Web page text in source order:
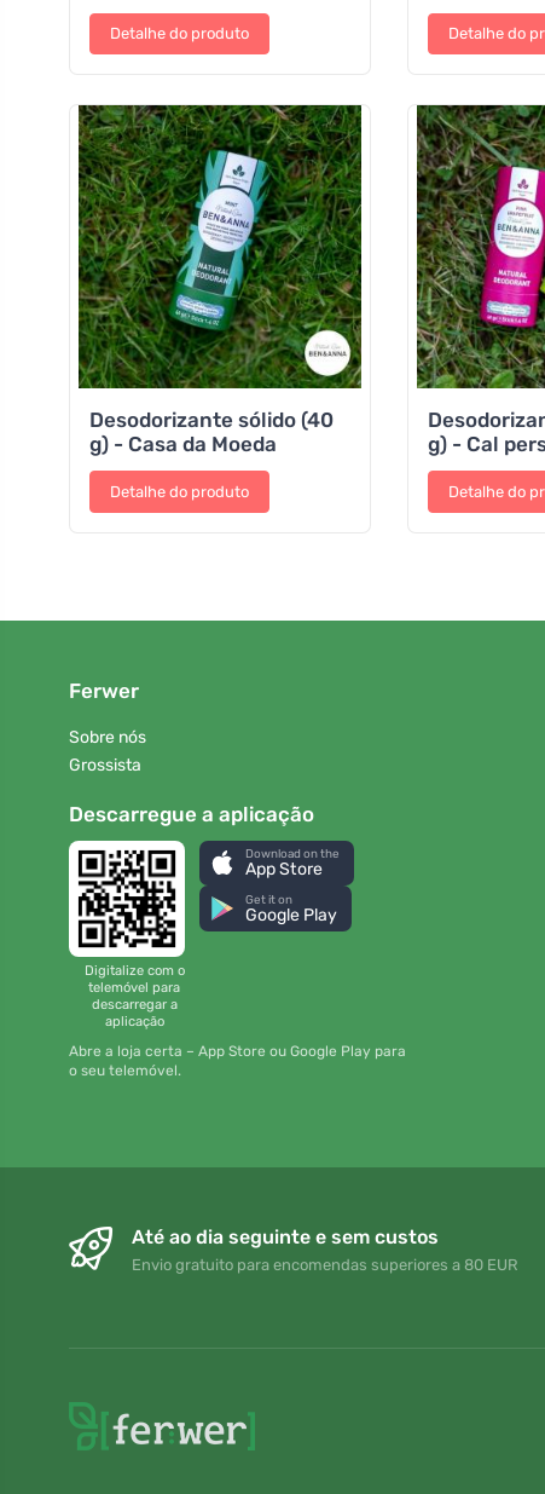
Detalhe do produto Detalhe do
Desodorizante sólido (40
g) - Casa da Moeda
Detalhe do produto
g) - Cal
Detalhe do
Ferwer
Sobre nós
Grossista
Descarregue a aplicação
Digitalize com o
telemóvel para
descarregar a
aplicação
Download on the
App Store
Get it on
Google Play
Abre a loja certa – App Store ou Google Play para
o seu telemóvel.
Até ao dia seguinte e sem custos
Envio gratuito para encomendas superiores a 80 EUR